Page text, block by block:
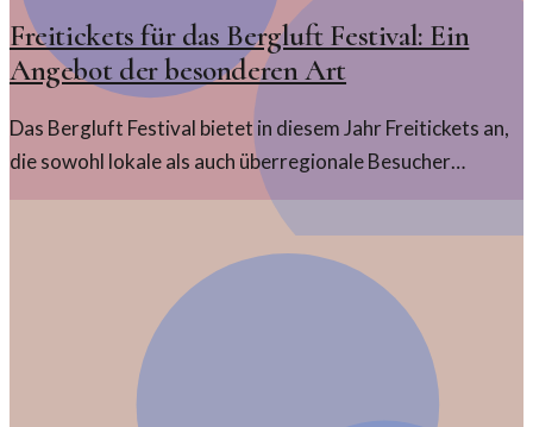
Freitickets für das Bergluft Festival: Ein
Angebot der besonderen Art
Das Bergluft Festival bietet in diesem Jahr Freitickets an,
die sowohl lokale als auch überregionale Besucher
anziehen sollen. Ein Highlight für Festivalliebhaber und